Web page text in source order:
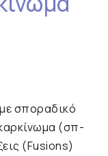
σποραδικό
(σπ-
(Fusions)